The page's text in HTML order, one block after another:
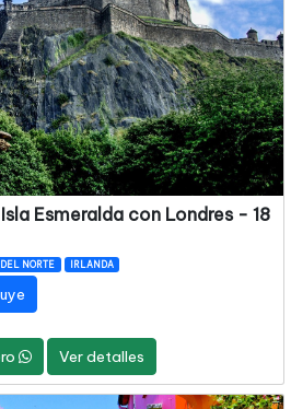
Esmeralda con Londres - 18
NORTE IRLANDA
Ver detalles